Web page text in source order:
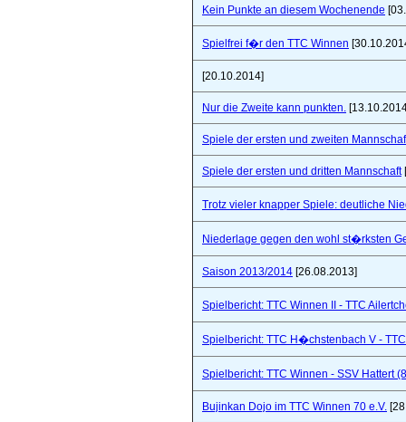
Kein Punkte an diesem Wochenende
Spielfrei f�r den TTC Winnen
[20.10.2014]
Nur die Zweite kann punkten.
Spiele der ersten und zweiten
Spiele der ersten und dritten Mannschaft
Trotz vieler knapper Spiele: deutliche
Niederlage gegen den wohl st�rksten
Saison 2013/2014 [26.08.2013]
Spielbericht: TTC Winnen II - TTC
Spielbericht: TTC H�chstenbach V -
Spielbericht: TTC Winnen - SSV Hattert
Bujinkan Dojo im TTC Winnen 70 e.V.